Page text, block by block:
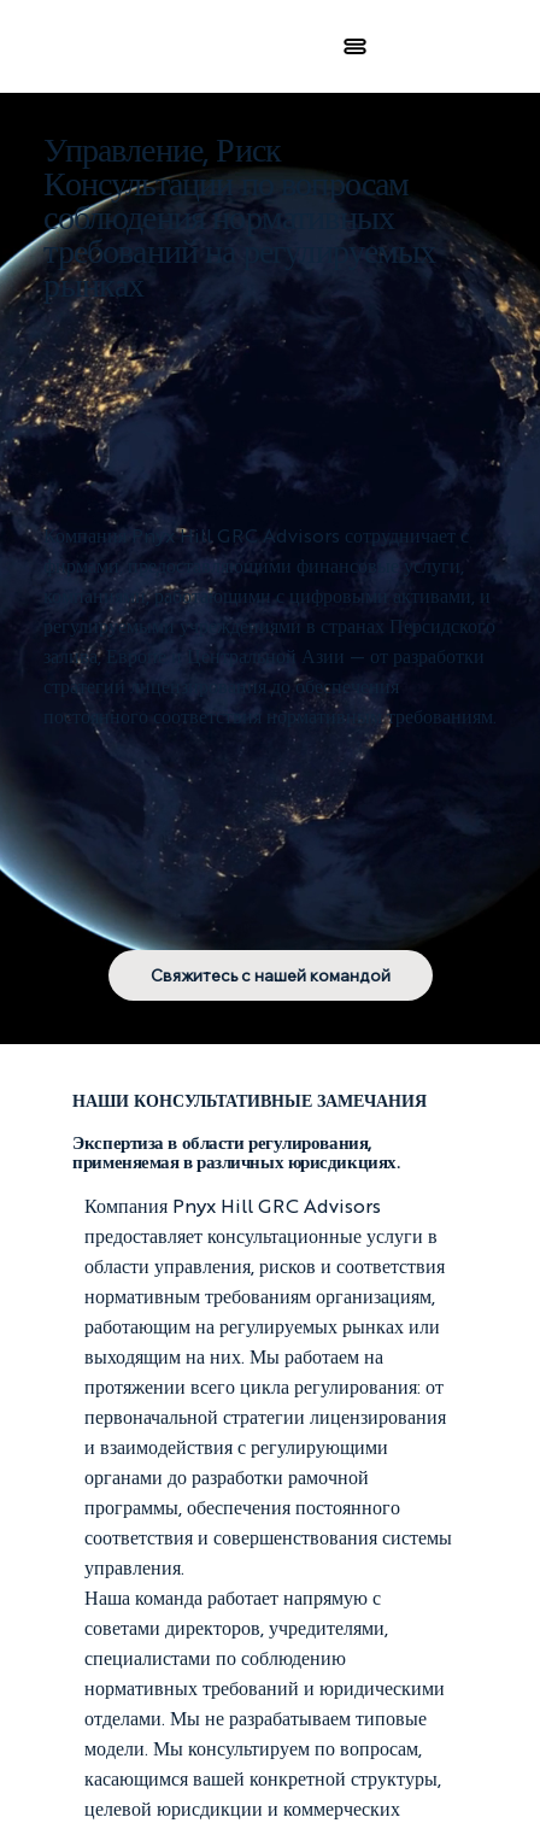
Управление, Риск
Консультации по вопросам
соблюдения нормативных
требований на регулируемых
рынках
Компания Pnyx Hill GRC Advisors сотрудничает с
фирмами, предоставляющими финансовые услуги,
компаниями, работающими с цифровыми активами, и
регулируемыми учреждениями в странах Персидского
залива, Европе и Центральной Азии — от разработки
стратегии лицензирования до обеспечения
постоянного соответствия нормативным требованиям.
Свяжитесь с нашей командой
НАШИ КОНСУЛЬТАТИВНЫЕ ЗАМЕЧАНИЯ
Экспертиза в области регулирования,
применяемая в различных юрисдикциях.
Компания Pnyx Hill GRC Advisors
предоставляет консультационные услуги в
области управления, рисков и соответствия
нормативным требованиям организациям,
работающим на регулируемых рынках или
выходящим на них. Мы работаем на
протяжении всего цикла регулирования: от
первоначальной стратегии лицензирования
и взаимодействия с регулирующими
органами до разработки рамочной
программы, обеспечения постоянного
соответствия и совершенствования системы
управления.
Наша команда работает напрямую с
советами директоров, учредителями,
специалистами по соблюдению
нормативных требований и юридическими
отделами. Мы не разрабатываем типовые
модели. Мы консультируем по вопросам,
касающимся вашей конкретной структуры,
целевой юрисдикции и коммерческих